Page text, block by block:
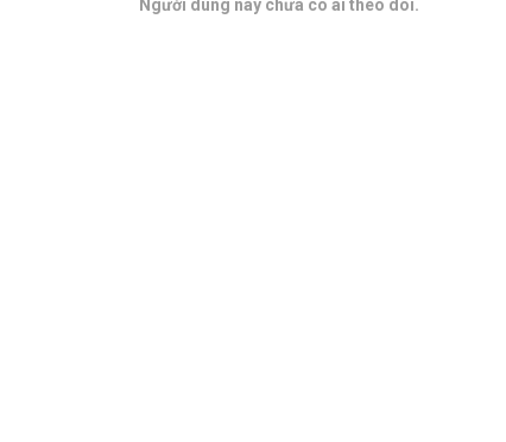
Người dùng này chưa có ai theo dõi.